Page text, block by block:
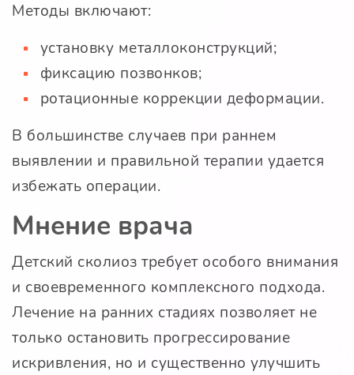
Методы включают:
установку металлоконструкций;
фиксацию позвонков;
ротационные коррекции деформации.
В большинстве случаев при раннем
выявлении и правильной терапии удается
избежать операции.
Мнение врача
Детский сколиоз требует особого внимания
и своевременного комплексного подхода.
Лечение на ранних стадиях позволяет не
только остановить прогрессирование
искривления, но и существенно улучшить